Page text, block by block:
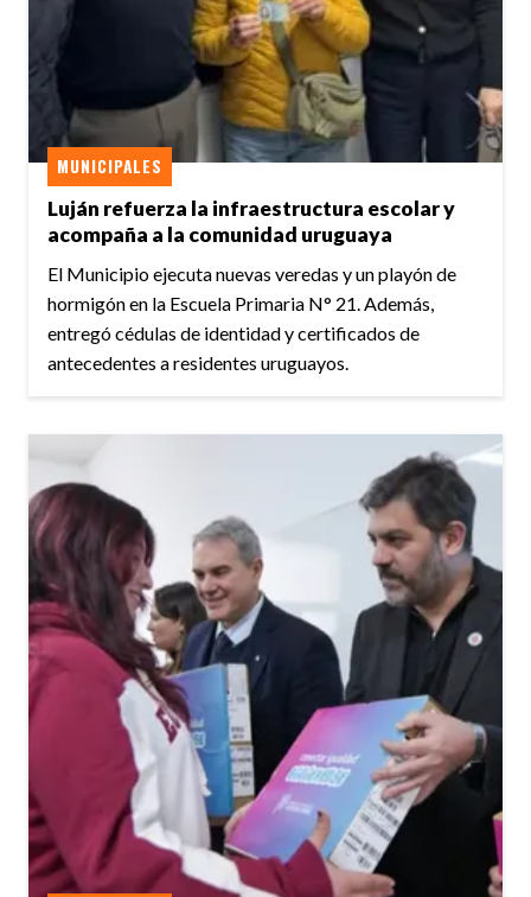
Luján refuerza la infraestructura escolar y
acompaña a la comunidad uruguaya
MUNICIPALES
El Municipio ejecuta nuevas veredas y un playón de
hormigón en la Escuela Primaria N° 21. Además,
entregó cédulas de identidad y certificados de
antecedentes a residentes uruguayos.